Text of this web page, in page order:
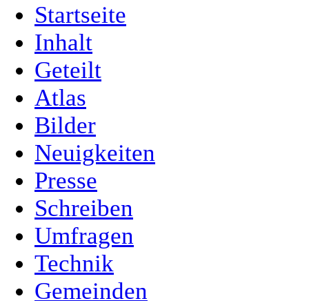
Startseite
Inhalt
Geteilt
Atlas
Bilder
Neuigkeiten
Presse
Schreiben
Umfragen
Technik
Gemeinden